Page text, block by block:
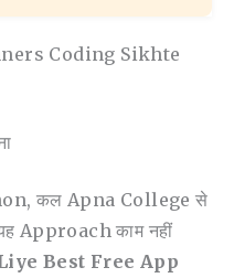
Coding Sikhte
कल Apna College से
Approach काम नहीं
Best Free App